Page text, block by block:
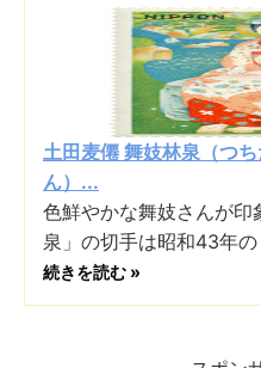
土田麦僊 舞妓林泉（つ
ん）...
色鮮やかな舞妓さんが
泉」の切手は昭和43年の
続きを読む »